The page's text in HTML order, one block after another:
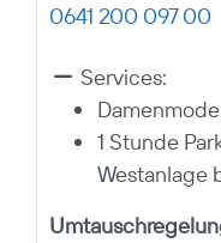
0641 200 097 00
Services:
1 Stunde
Westanlage